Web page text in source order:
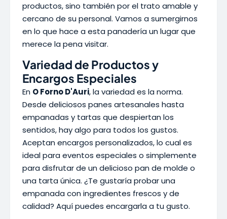
productos, sino también por el trato amable y
cercano de su personal. Vamos a sumergirnos
en lo que hace a esta panadería un lugar que
merece la pena visitar.
Variedad de Productos y
Encargos Especiales
En O Forno D'Auri, la variedad es la norma.
Desde deliciosos panes artesanales hasta
empanadas y tartas que despiertan los
sentidos, hay algo para todos los gustos.
Aceptan encargos personalizados, lo cual es
ideal para eventos especiales o simplemente
para disfrutar de un delicioso pan de molde o
una tarta única. ¿Te gustaría probar una
empanada con ingredientes frescos y de
calidad? Aquí puedes encargarla a tu gusto.